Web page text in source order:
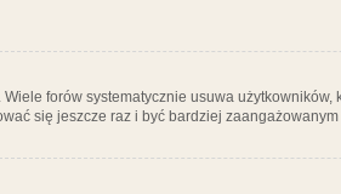
forów systematycznie usuwa użytkowników,
się jeszcze raz i być bardziej